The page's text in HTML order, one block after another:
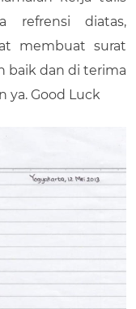
refrensi diatas,
membuat surat
baik dan di terima
ya. Good Luck